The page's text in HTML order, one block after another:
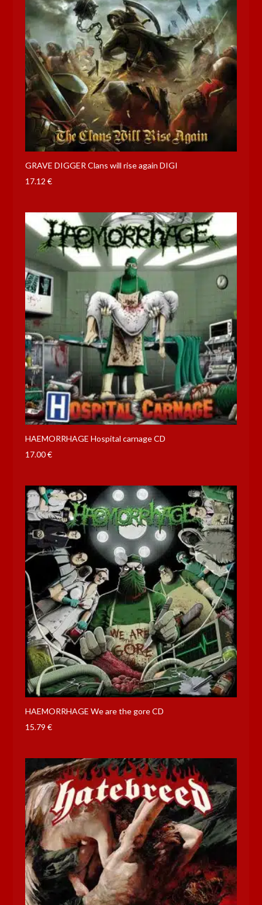
GRAVE DIGGER Clans will rise again DIGI
17.12 €
HAEMORRHAGE Hospital carnage CD
17.00€
HAEMORRHAGE We are the gore CD
15.79 €